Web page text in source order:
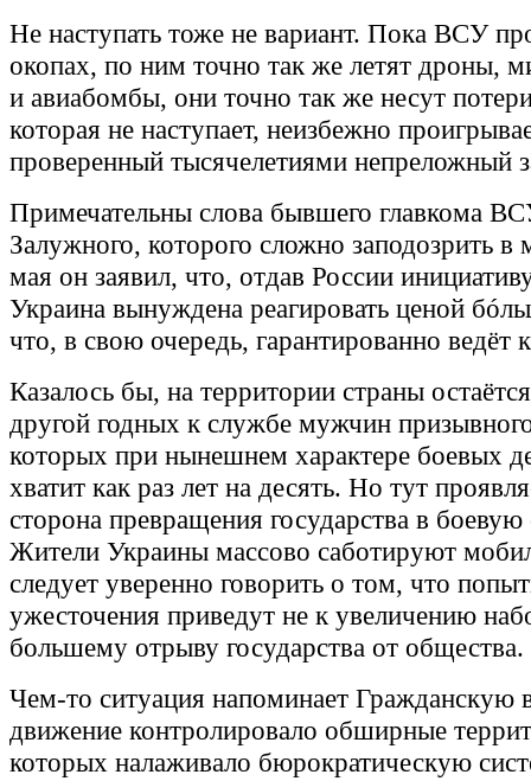
Не наступать тоже не вариант. Пока ВСУ
окопах, по ним точно так же летят дроны,
и авиабомбы, они точно так же несут
которая не наступает, неизбежно
проверенный тысячелетиями непреложный
Примечательны слова бывшего главкома
Залужного, которого сложно заподозрить
мая он заявил, что, отдав России
Украина вынуждена реагировать ценой
что, в свою очередь, гарантированно ведёт
Казалось бы, на территории страны
другой годных к службе мужчин
которых при нынешнем характере боевых
хватит как раз лет на десять. Но тут
сторона превращения государства в
Жители Украины массово саботируют
следует уверенно говорить о том, что
ужесточения приведут не к увеличению
большему отрыву государства от общества.
Чем-то ситуация напоминает Гражданскую
движение контролировало обширные
которых налаживало бюрократическую